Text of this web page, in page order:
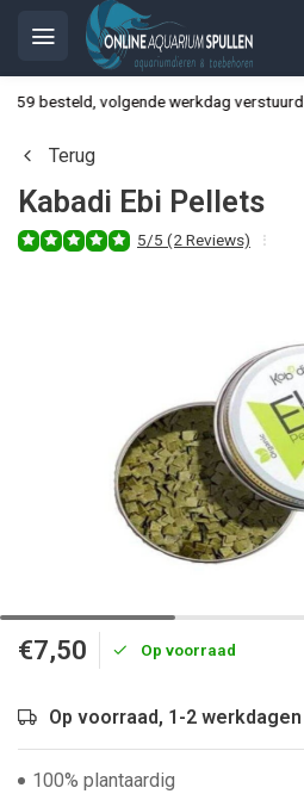
besteld, volgende werkdag verstuurd
Terug
Kabadi Ebi Pellets
5/5 (2 Reviews)
€7,50 Op voorraad
Op voorraad, 1-2 werkdagen
100% plantaardig